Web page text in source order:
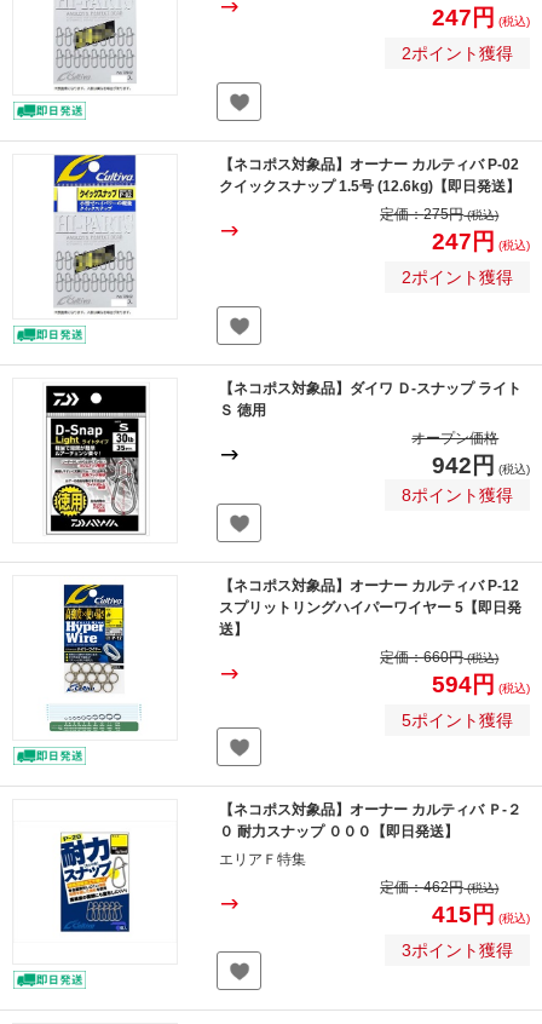
247円 (税込)
2ポイント獲得
【ネコポス対象品】オーナー カルティバ P-02
クイックスナップ 1.5号 (12.6kg)【即日発送】
定価：275円(税込)
247円 (税込)
2ポイント獲得
【ネコポス対象品】ダイワ Ｄ-スナップ ライト
Ｓ 徳用
オープン価格
942円 (税込)
8ポイント獲得
【ネコポス対象品】オーナー カルティバ P-12
スプリットリングハイパーワイヤー 5【即日発
送】
定価：660円(税込)
594円 (税込)
5ポイント獲得
【ネコポス対象品】オーナー カルティバ Ｐ-２
０ 耐力スナップ ０００【即日発送】
エリアＦ特集
定価：462円(税込)
415円 (税込)
3ポイント獲得